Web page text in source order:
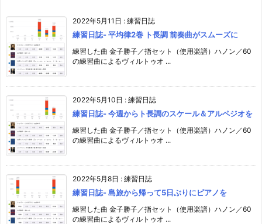
2022年5月11日 : 練習日誌
練習日誌- 平均律2巻 ト長調 前奏曲がスムーズに
練習した曲 金子勝子／指セット（使用楽譜）ハノン／60
の練習曲によるヴィルトゥオ ...
2022年5月10日 : 練習日誌
練習日誌- 今週からト長調のスケール＆アルペジオを
練習した曲 金子勝子／指セット（使用楽譜）ハノン／60
の練習曲によるヴィルトゥオ ...
2022年5月8日 : 練習日誌
練習日誌- 島旅から帰って5日ぶりにピアノを
練習した曲 金子勝子／指セット（使用楽譜）ハノン／60
の練習曲によるヴィルトゥオ ...